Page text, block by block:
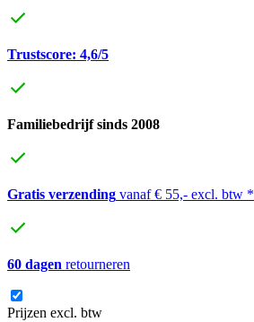
Trustscore: 4,6/5
Familiebedrijf sinds 2008
Gratis verzending vanaf € 55,- excl. btw *
60 dagen retourneren
Prijzen excl. btw